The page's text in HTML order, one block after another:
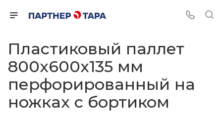
Пластиковый паллет
800x600x135 мм
перфорированный на
ножках с бортиком